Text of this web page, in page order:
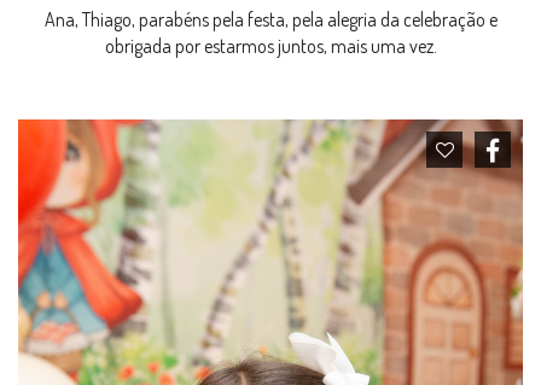
Ana, Thiago, parabéns pela festa, pela alegria da celebração e
obrigada por estarmos juntos, mais uma vez.